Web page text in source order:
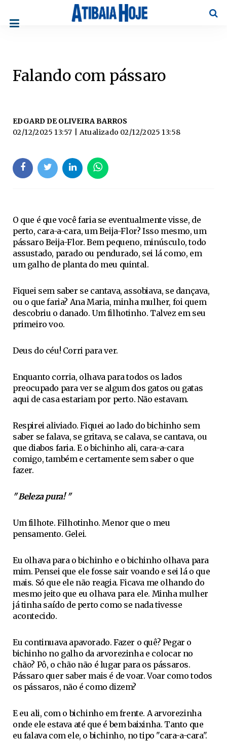
Falando com pássaro
EDGARD DE OLIVEIRA BARROS
02/12/2025 13:57
| Atualizado 02/12/2025 13:58
O que é que você faria se eventualmente visse, de
perto, cara-a-cara, um Beija-Flor? Isso mesmo, um
pássaro Beija-Flor. Bem pequeno, minúsculo, todo
assustado, parado ou pendurado, sei lá como, em
um galho de planta do meu quintal.
Fiquei sem saber se cantava, assobiava, se dançava,
ou o que faria? Ana Maria, minha mulher, foi quem
descobriu o danado. Um filhotinho. Talvez em seu
primeiro voo.
Deus do céu! Corri para ver.
Enquanto corria, olhava para todos os lados
preocupado para ver se algum dos gatos ou gatas
aqui de casa estariam por perto. Não estavam.
Respirei aliviado. Fiquei ao lado do bichinho sem
saber se falava, se gritava, se calava, se cantava, ou
que diabos faria. E o bichinho ali, cara-a-cara
comigo, também e certamente sem saber o que
fazer.
" Beleza pura! "
Um filhote. Filhotinho. Menor que o meu
pensamento. Gelei.
Eu olhava para o bichinho e o bichinho olhava para
mim. Pensei que ele fosse sair voando e sei lá o que
mais. Só que ele não reagia. Ficava me olhando do
mesmo jeito que eu olhava para ele. Minha mulher
já tinha saído de perto como se nada tivesse
acontecido.
Eu continuava apavorado. Fazer o quê? Pegar o
bichinho no galho da arvorezinha e colocar no
chão? Pô, o chão não é lugar para os pássaros.
Pássaro quer saber mais é de voar. Voar como todos
os pássaros, não é como dizem?
E eu ali, com o bichinho em frente. A arvorezinha
onde ele estava até que é bem baixinha. Tanto que
eu falava com ele, o bichinho, no tipo "cara-a-cara".